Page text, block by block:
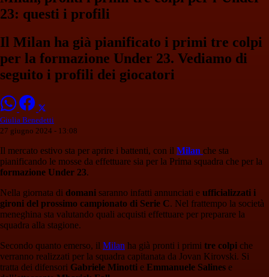
23: questi i profili
Il Milan ha già pianificato i primi tre colpi
per la formazione Under 23. Vediamo di
seguito i profili dei giocatori
Giulia Benedetti
27 giugno 2024 - 13:08
Il mercato estivo sta per aprire i battenti, con il Milan che sta
pianificando le mosse da effettuare sia per la Prima squadra che per la
formazione Under 23.
Nella giornata di domani saranno infatti annunciati e ufficializzati i
gironi del prossimo campionato di Serie C. Nel frattempo la società
meneghina sta valutando quali acquisti effettuare per preparare la
squadra alla stagione.
Secondo quanto emerso, il Milan ha già pronti i primi tre colpi che
verranno realizzati per la squadra capitanata da Jovan Kirovski. Si
tratta dei difensori Gabriele Minotti e Emmanuele Salines e